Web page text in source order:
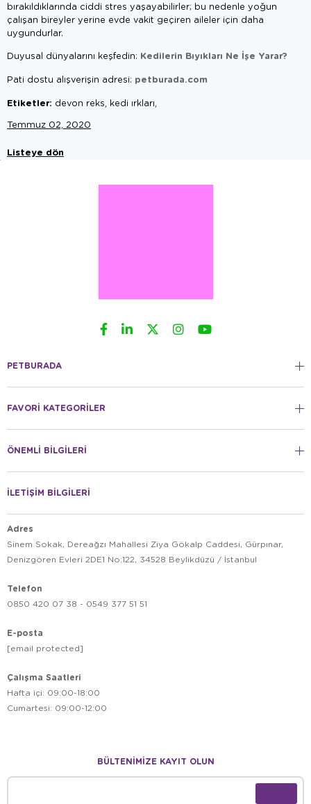
bırakıldıklarında ciddi stres yaşayabilirler; bu nedenle yoğun
çalışan bireyler yerine evde vakit geçiren aileler için daha
uygundurlar.
Duyusal dünyalarını keşfedin: Kedilerin Bıyıkları Ne İşe Yarar?
Pati dostu alışverişin adresi: petburada.com
Etiketler: devon reks, kedi ırkları,
Temmuz 02, 2020
Listeye dön
PETBURADA
FAVORİ KATEGORİLER
ÖNEMLİ BİLGİLERİ
İLETİŞİM BİLGİLERİ
Adres
Sinem Sokak, Dereağzı Mahallesi Ziya Gökalp Caddesi, Gürpınar,
Denizgören Evleri 2DE1 No:122, 34528 Beylikdüzü / İstanbul
Telefon
0850 420 07 38 - 0549 377 51 51
E-posta
[email protected]
Çalışma Saatleri
Hafta içi: 09:00-18:00
Cumartesi: 09:00-12:00
BÜLTENİMİZE KAYIT OLUN